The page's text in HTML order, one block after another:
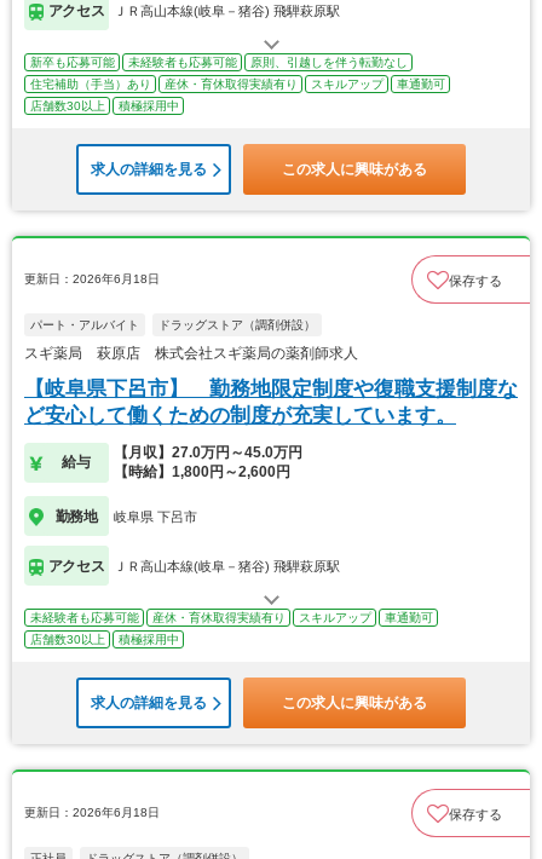
アクセス ＪＲ高山本線(岐阜－猪谷) 飛騨萩原駅
新卒も応募可能 未経験者も応募可能
原則、引越しを伴う転勤なし
住宅補助（手当）あり
産休・育休取得実績有り スキルアップ
車通勤可
店舗数30以上
積極採用中
求人の詳細を見る この求人に興味がある
更新日：2026年6月18日 保存する
パート・アルバイト ドラッグストア（調剤併設）
スギ薬局 萩原店 株式会社スギ薬局の薬剤師求人
【岐阜県下呂市】 勤務地限定制度や復職支援制度な
ど安心して働くための制度が充実しています。
給与
【月収】27.0万円～45.0万円
【時給】1,800円～2,600円
勤務地 岐阜県 下呂市
アクセス ＪＲ高山本線(岐阜－猪谷) 飛騨萩原駅
未経験者も応募可能 産休・育休取得実績有り スキルアップ
車通勤可
店舗数30以上
積極採用中
求人の詳細を見る この求人に興味がある
更新日：2026年6月18日 保存する